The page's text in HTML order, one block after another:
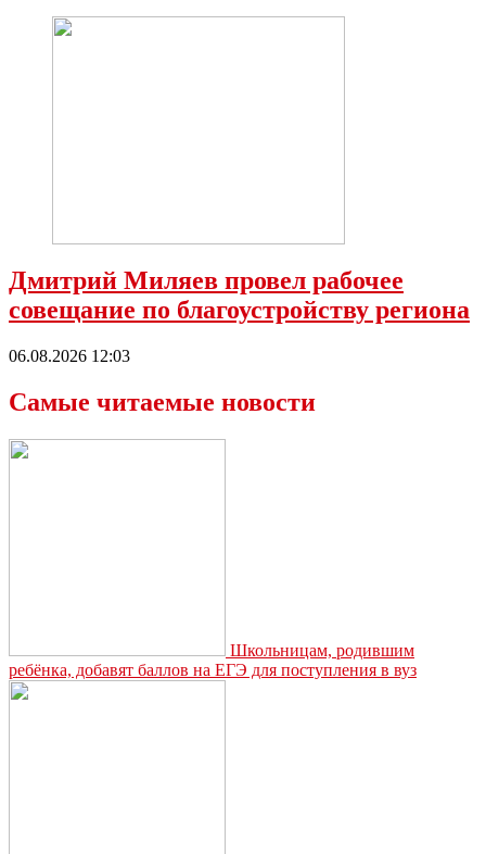
Дмитрий Миляев провел рабочее
совещание по благоустройству региона
06.08.2026 12:03
Самые читаемые новости
Школьницам, родившим
ребёнка, добавят баллов на ЕГЭ для поступления в вуз